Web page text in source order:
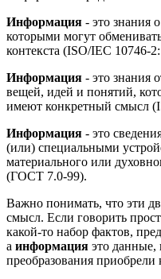
Информация - это знания
которыми могут
контекста (ISO/IEC 10746-
Информация - это знания
вещей, идей и понятий,
имеют конкретный смысл
Информация - это
(или) специальными
материального или
(ГОСТ 7.0-99).
Важно понимать, что эти
смысл. Если говорить
какой-то набор фактов,
а информация это данные,
преобразования приобрели